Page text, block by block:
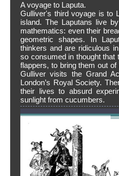
A voyage to Laputa.
Gulliver's third voyage is to
island. The Laputans live
mathematics: even their
geometric shapes. In
thinkers and are ridiculous
so consumed in thought
flappers, to bring them out
Gulliver visits the Grand
London’s Royal Society.
their lives to absurd
sunlight from cucumbers.